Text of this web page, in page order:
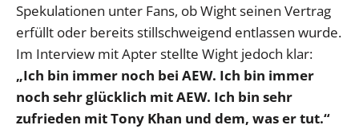
Spekulationen unter Fans, ob Wight seinen Vertrag
erfüllt oder bereits stillschweigend entlassen wurde.
Im Interview mit Apter stellte Wight jedoch klar:
„Ich bin immer noch bei AEW. Ich bin immer
noch sehr glücklich mit AEW. Ich bin sehr
zufrieden mit Tony Khan und dem, was er tut.“